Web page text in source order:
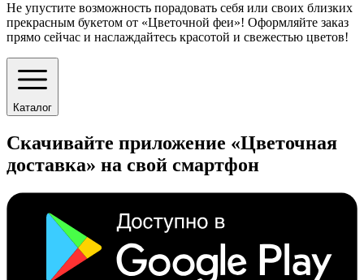
Не упустите возможность порадовать себя или своих близких
прекрасным букетом от «Цветочной феи»! Оформляйте заказ
прямо сейчас и наслаждайтесь красотой и свежестью цветов!
Каталог
Скачивайте приложение «Цветочная
доставка» на свой смартфон